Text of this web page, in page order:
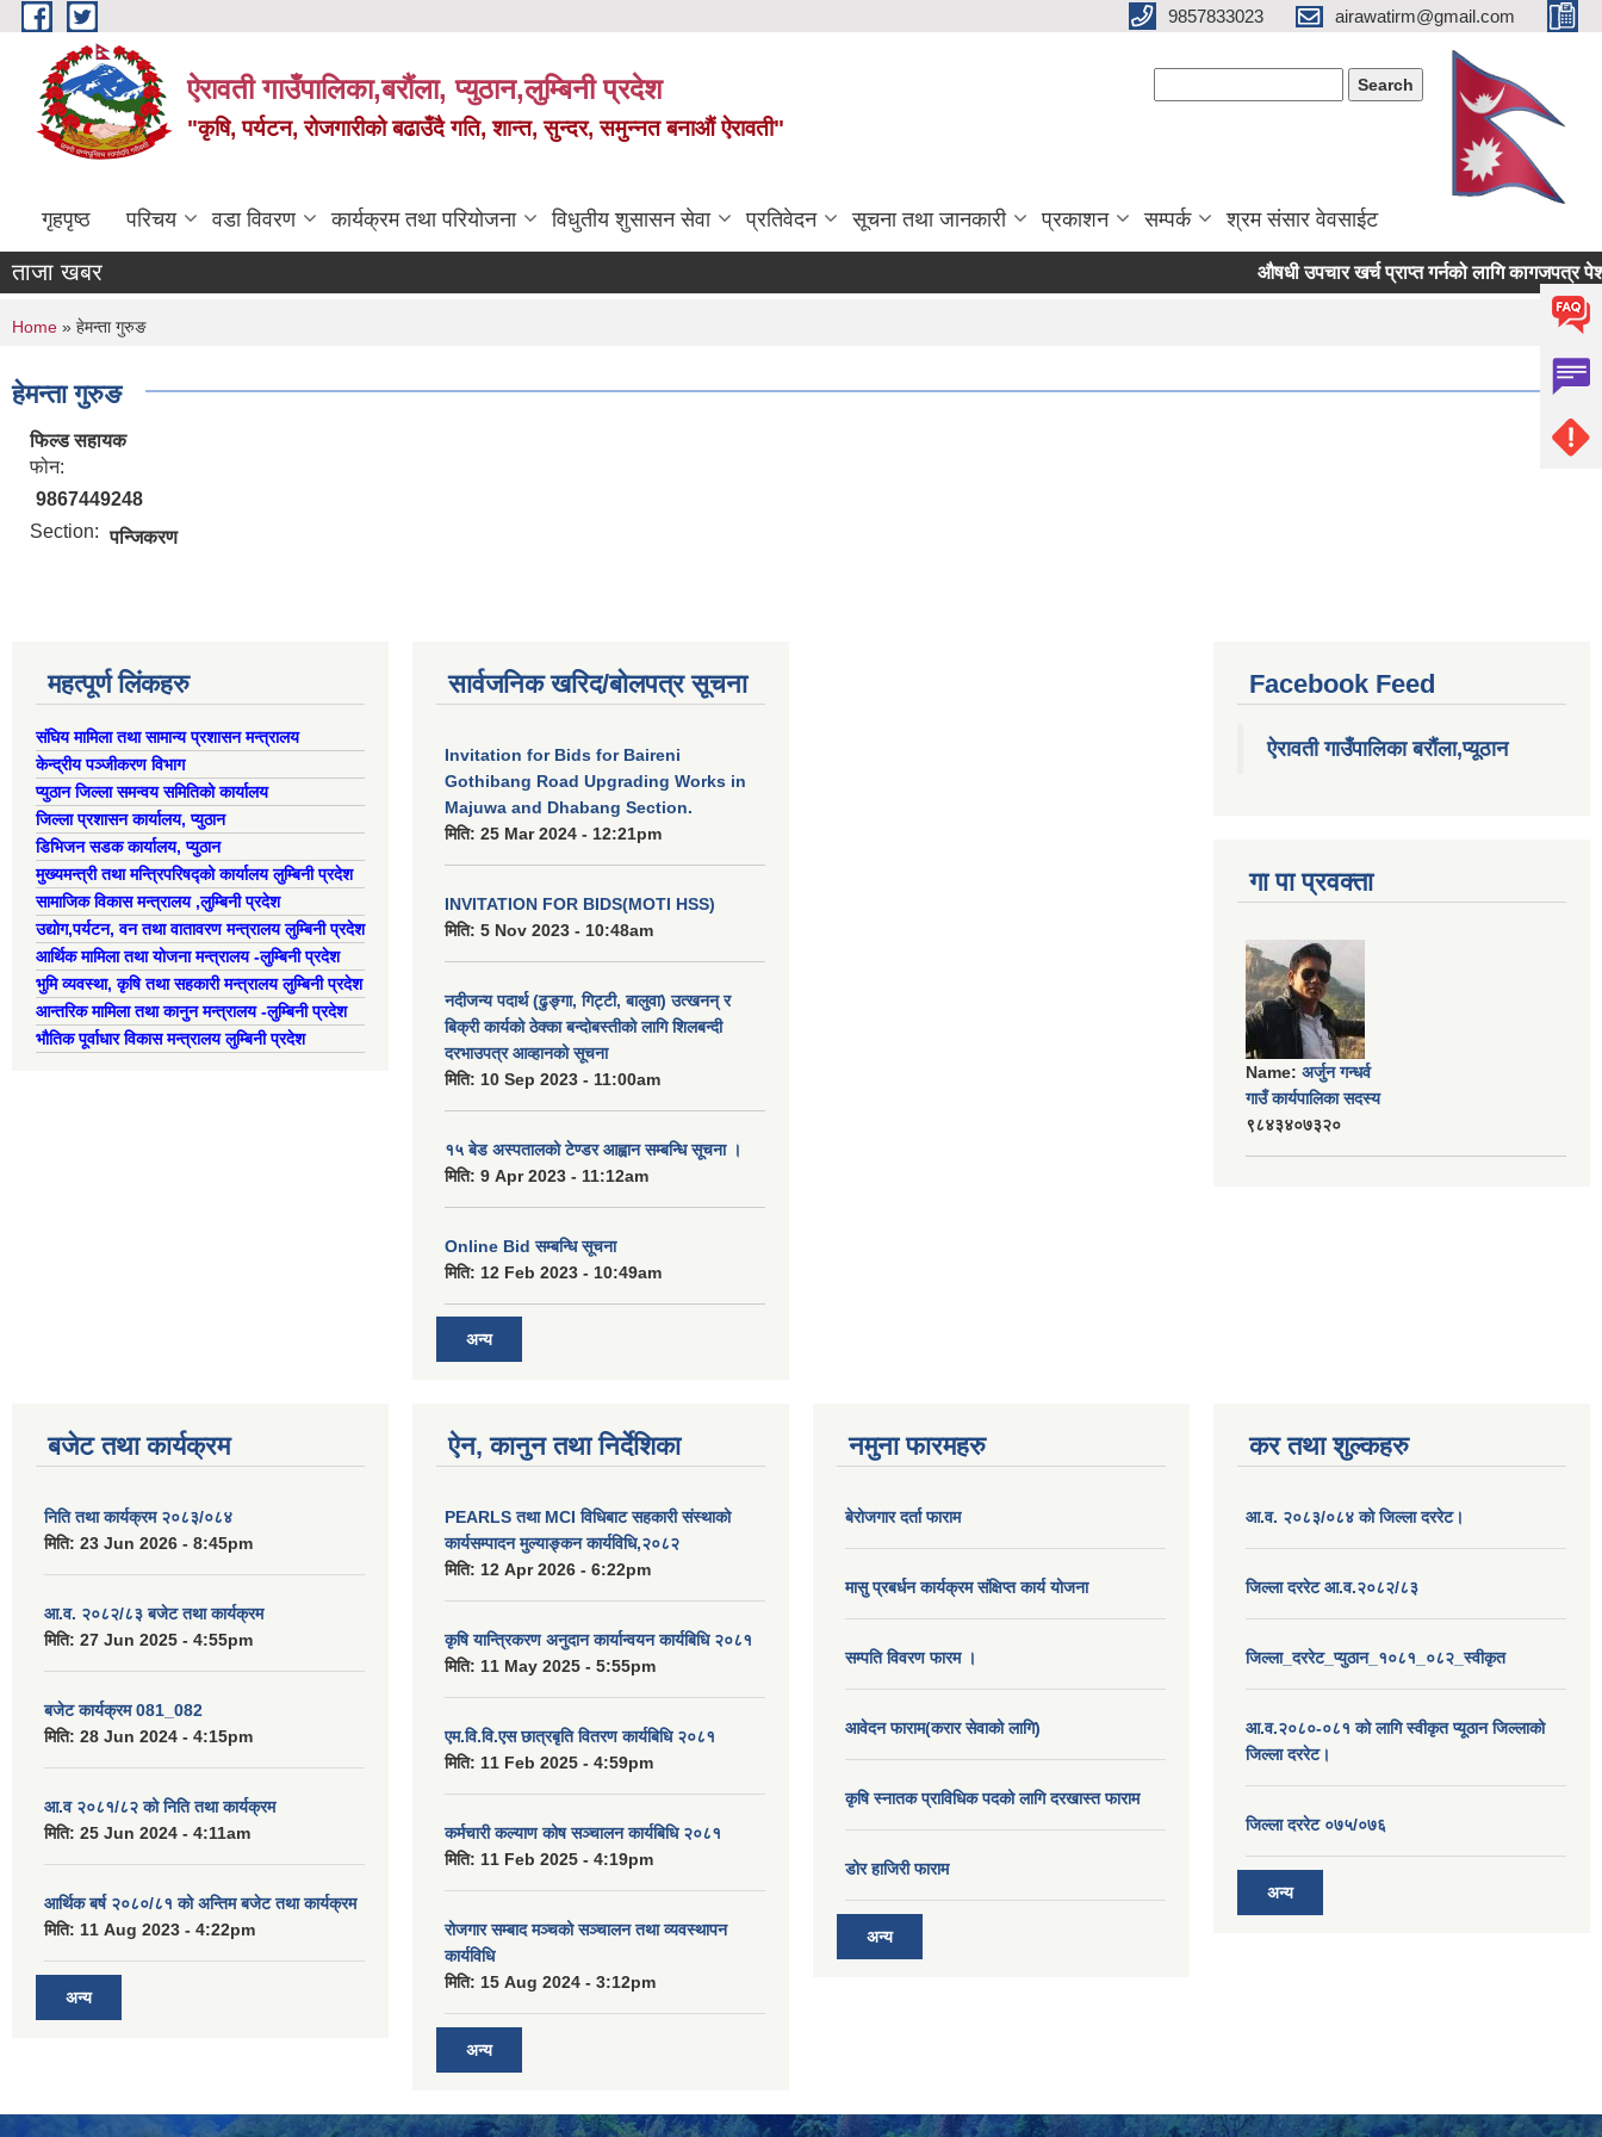
Skip to main content 9857833023 airawatirm@gmail.com
ऐरावती गाउँपालिका,बरौंला, प्युठान,लुम्बिनी प्रदेश
"कृषि, पर्यटन, रोजगारीको बढाउँदै गति, शान्त, सुन्दर, समुन्नत बनाऔं ऐरावती"
गृहपृष्ठ परिचय वडा विवरण कार्यक्रम तथा परियोजना विधुतीय शुसासन सेवा प्रतिवेदन सूचना तथा जानकारी प्रकाशन सम्पर्क श्रम संसार वेवसाईट
ताजा खबर औषधी उपचार खर्च प्राप्त गर्नको लागि कागजपत्र पेश
You are here
Home » हेमन्ता गुरुङ
हेमन्ता गुरुङ
फिल्ड सहायक
फोन:
9867449248
Section: पन्जिकरण
महत्पूर्ण लिंकहरु
संघिय मामिला तथा सामान्य प्रशासन मन्त्रालय
केन्द्रीय पञ्जीकरण विभाग
प्युठान जिल्ला समन्वय समितिको कार्यालय
जिल्ला प्रशासन कार्यालय, प्युठान
डिभिजन सडक कार्यालय, प्युठान
मुख्यमन्त्री तथा मन्त्रिपरिषद्को कार्यालय लुम्बिनी प्रदेश
सामाजिक विकास मन्त्रालय ,लुम्बिनी प्रदेश
उद्याेग,पर्यटन, वन तथा वातावरण मन्त्रालय लुम्बिनी प्रदेश
आर्थिक मामिला तथा योजना मन्त्रालय -लुम्बिनी प्रदेश
भुमि व्यवस्था, कृषि तथा सहकारी मन्त्रालय लुम्बिनी प्रदेश
आन्तरिक मामिला तथा कानुन मन्त्रालय -लुम्बिनी प्रदेश
भौतिक पूर्वाधार विकास मन्त्रालय लुम्बिनी प्रदेश
सार्वजनिक खरिद/बोलपत्र सूचना
Invitation for Bids for Baireni
Gothibang Road Upgrading Works in
Majuwa and Dhabang Section.
मिति: 25 Mar 2024 - 12:21pm
INVITATION FOR BIDS(MOTI HSS)
मिति: 5 Nov 2023 - 10:48am
नदीजन्य पदार्थ (ढुङ्गा, गिट्टी, बालुवा) उत्खनन् र
बिक्री कार्यको ठेक्का बन्दोबस्तीको लागि शिलबन्दी
दरभाउपत्र आव्हानको सूचना
मिति: 10 Sep 2023 - 11:00am
१५ बेड अस्पतालको टेण्डर आह्वान सम्बन्धि सूचना ।
मिति: 9 Apr 2023 - 11:12am
Online Bid सम्बन्धि सूचना
मिति: 12 Feb 2023 - 10:49am
अन्य
Facebook Feed
ऐरावती गाउँपालिका बरौंला,प्यूठान
गा पा प्रवक्ता
Name: अर्जुन गन्धर्व
गाउँ कार्यपालिका सदस्य
९८४३४०७३२०
बजेट तथा कार्यक्रम
निति तथा कार्यक्रम २०८३/०८४
मिति: 23 Jun 2026 - 8:45pm
आ.व. २०८२/८३ बजेट तथा कार्यक्रम
मिति: 27 Jun 2025 - 4:55pm
बजेट कार्यक्रम 081_082
मिति: 28 Jun 2024 - 4:15pm
आ.व २०८१/८२ को निति तथा कार्यक्रम
मिति: 25 Jun 2024 - 4:11am
आर्थिक बर्ष २०८०/८१ को अन्तिम बजेट तथा कार्यक्रम
मिति: 11 Aug 2023 - 4:22pm
अन्य
ऐन, कानुन तथा निर्देशिका
PEARLS तथा MCI विधिबाट सहकारी संस्थाको
कार्यसम्पादन मुल्याङ्कन कार्यविधि,२०८२
मिति: 12 Apr 2026 - 6:22pm
कृषि यान्त्रिकरण अनुदान कार्यान्वयन कार्यबिधि २०८१
मिति: 11 May 2025 - 5:55pm
एम.वि.वि.एस छात्रबृति वितरण कार्यबिधि २०८१
मिति: 11 Feb 2025 - 4:59pm
कर्मचारी कल्याण कोष सञ्चालन कार्यबिधि २०८१
मिति: 11 Feb 2025 - 4:19pm
रोजगार सम्बाद मञ्चको सञ्चालन तथा व्यवस्थापन
कार्यविधि
मिति: 15 Aug 2024 - 3:12pm
अन्य
नमुना फारमहरु
बेरोजगार दर्ता फाराम
मासु प्रबर्धन कार्यक्रम संक्षिप्त कार्य योजना
सम्पति विवरण फारम ।
आवेदन फाराम(करार सेवाको लागि)
कृषि स्नातक प्राविधिक पदको लागि दरखास्त फाराम
डोर हाजिरी फाराम
अन्य
कर तथा शुल्कहरु
आ.व. २०८३/०८४ को जिल्ला दररेट।
जिल्ला दररेट आ.व.२०८२/८३
जिल्ला_दररेट_प्युठान_१०८१_०८२_स्वीकृत
आ.व.२०८०-०८१ को लागि स्वीकृत प्यूठान जिल्लाको
जिल्ला दररेट।
जिल्ला दररेट ०७५/०७६
अन्य